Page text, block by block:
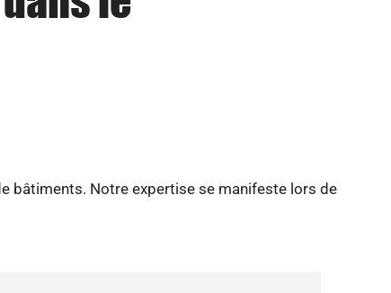
bâtiments. Notre expertise se manifeste lors de